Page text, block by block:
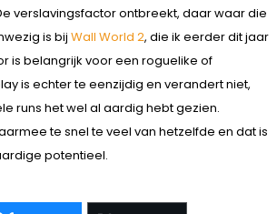
verslavingsfactor ontbreekt, daar waar die
is bij Wall World 2, die ik eerder dit jaar
is belangrijk voor een roguelike of
is echter te eenzijdig en verandert niet,
runs het wel al aardig hebt gezien.
te snel te veel van hetzelfde en dat is
potentieel.